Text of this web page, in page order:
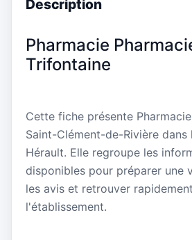
Description
Pharmacie
Trifontaine
Cette fiche présente
Saint-Clément-de-Rivière
Hérault. Elle regroupe les
disponibles pour préparer une
les avis et retrouver
l'établissement.